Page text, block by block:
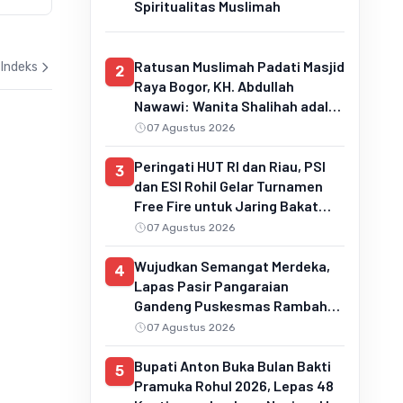
Indeks
Spiritualitas Muslimah
2
Ratusan Muslimah Padati Masjid
Raya Bogor, KH. Abdullah
Nawawi: Wanita Shalihah adalah
Pilar Keluarga Sakinah dan
Penentu Generasi Qur'ani
07 Agustus 2026
3
Peringati HUT RI dan Riau, PSI
dan ESI Rohil Gelar Turnamen
Free Fire untuk Jaring Bakat
Muda
07 Agustus 2026
4 Wujudkan Semangat Merdeka,
Lapas Pasir Pangaraian
Gandeng Puskesmas Rambah
Layani Pemeriksaan Kesehatan
Gratis
07 Agustus 2026
5
Bupati Anton Buka Bulan Bakti
Pramuka Rohul 2026, Lepas 48